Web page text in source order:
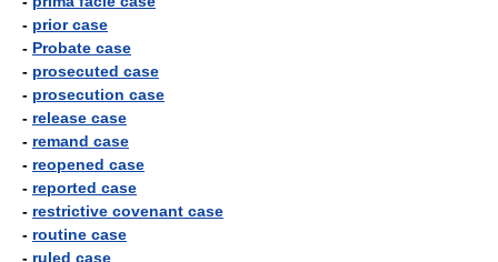
- prior case
- Probate case
- prosecuted case
- prosecution case
- release case
- remand case
- reopened case
- reported case
- restrictive covenant case
- routine case
- ruled case